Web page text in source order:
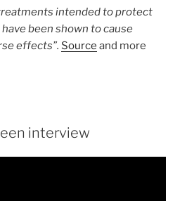
intended to protect
been shown to cause
effects”. Source and more
interview